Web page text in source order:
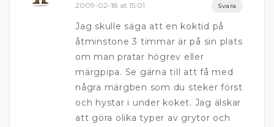
2009-02-18 at 15:01 Svara
Jag skulle säga att en koktid på
åtminstone 3 timmar är på sin plats
om man pratar högrev eller
märgpipa. Se gärna till att få med
några märgben som du steker först
och hystar i under koket. Jag älskar
att göra olika typer av grytor och